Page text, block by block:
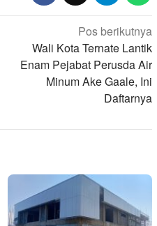
Pos berikutnya
Wali Kota Ternate Lantik
Enam Pejabat Perusda Air
Minum Ake Gaale, Ini
Daftarnya